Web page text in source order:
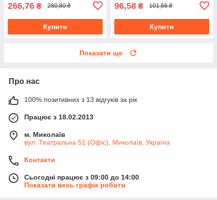
266,76 ₴ 280,80 ₴
Купити
96,58 ₴ 101,66 ₴
Купити
Показати ще
Про нас
100% позитивних з 13 відгуків за рік
Працює з 18.02.2013
м. Миколаїв
вул. Театральна 51 (Офіс), Миколаїв, Україна
Контакти
Сьогодні працює з 09:00 до 14:00
Показати весь графік роботи